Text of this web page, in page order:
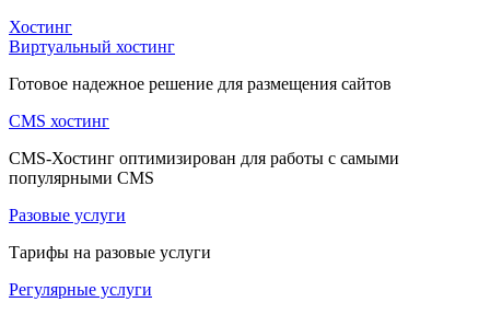
Хостинг
Виртуальный хостинг
Готовое надежное решение для размещения сайтов
CMS хостинг
CMS-Хостинг оптимизирован для работы с самыми
популярными CMS
Разовые услуги
Тарифы на разовые услуги
Регулярные услуги